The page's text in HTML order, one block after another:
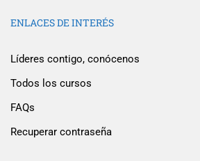
ENLACES DE INTERÉS
Líderes contigo, conócenos
Todos los cursos
FAQs
Recuperar contraseña